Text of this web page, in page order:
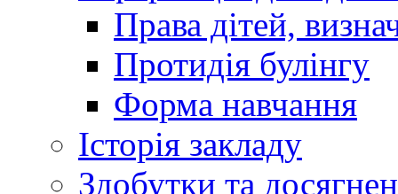
Права дітей,
Протидія булінгу
Форма навчання
Історія закладу
Здобутки та